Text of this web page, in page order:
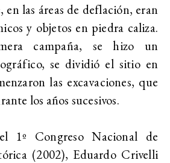
en las áreas de deflación, eran
y objetos en piedra caliza.
campaña, se hizo un
se dividió el sitio en
las excavaciones, que
los años sucesivos.
1º Congreso Nacional de
(2002), Eduardo Crivelli